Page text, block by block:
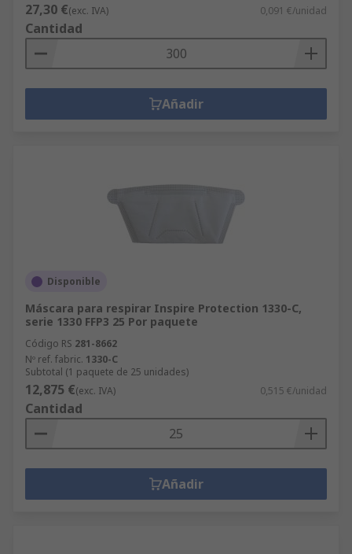
27,30 €(exc. IVA) 0,091 €/unidad
Cantidad
Añadir
Disponible
Máscara para respirar Inspire Protection 1330-C,
serie 1330 FFP3 25 Por paquete
Código RS 281-8662
Nº ref. fabric. 1330-C
Subtotal (1 paquete de 25 unidades)
12,875 €(exc. IVA) 0,515 €/unidad
Cantidad
Añadir